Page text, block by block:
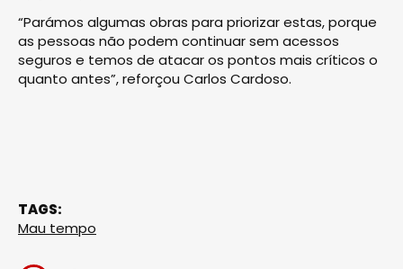
“Parámos algumas obras para priorizar estas, porque
as pessoas não podem continuar sem acessos
seguros e temos de atacar os pontos mais críticos o
quanto antes”, reforçou Carlos Cardoso.
TAGS:
Mau tempo